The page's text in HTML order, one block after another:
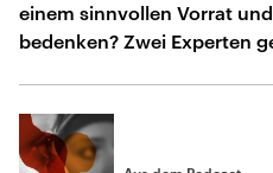
einem sinnvollen Vorrat
bedenken? Zwei Experten